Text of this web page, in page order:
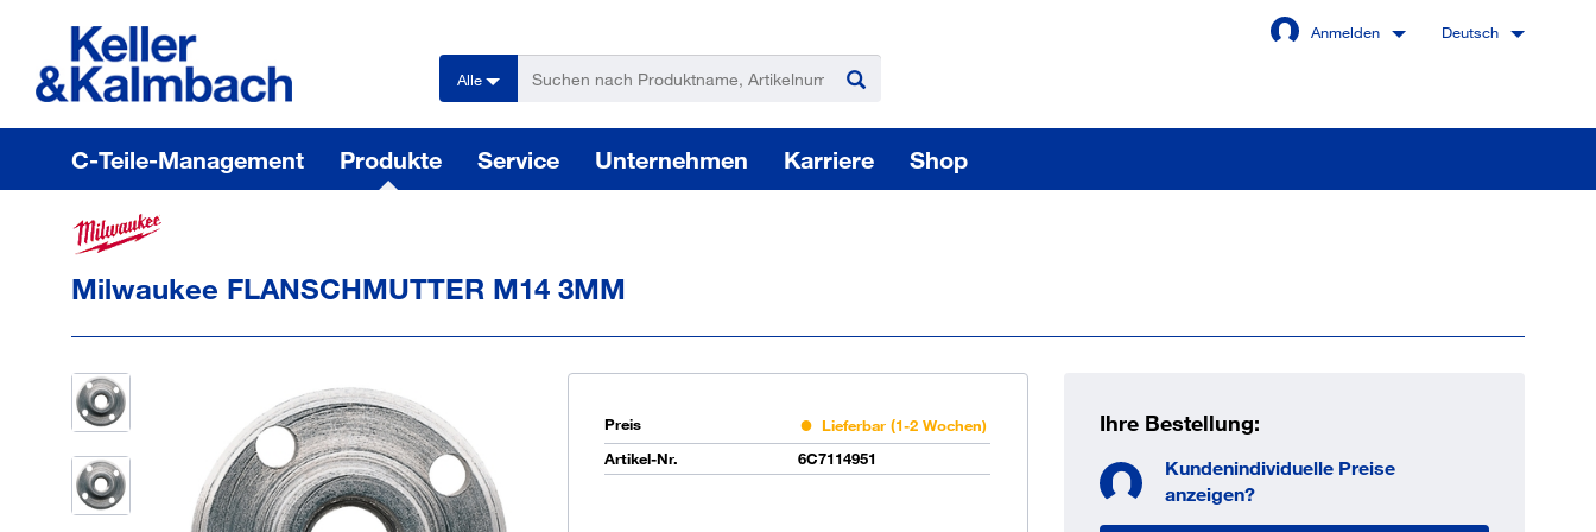
Anmelden
Anmelden
Sie sind noch kein Kunde
Deutsch
Alle
C-Teile-Management Produkte Service Unternehmen Karriere Shop
Milwaukee FLANSCHMUTTER M14 3MM
Preis
Lieferbar (1-2 Wochen)
Artikel-Nr.
6C7114951
Ihre Bestellung:
Kundenindividuelle Preise
anzeigen?